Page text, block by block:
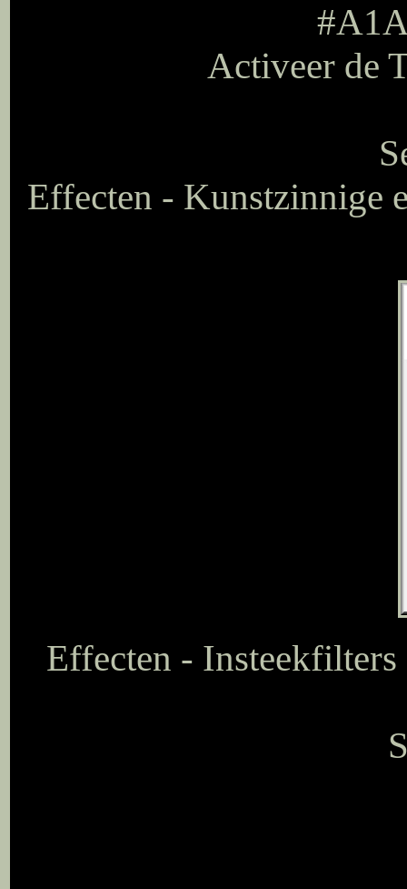
Activeer de
Effecten - Kunstzinnige
Effecten - Insteekfilters